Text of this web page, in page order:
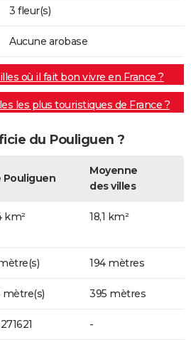
3 fleur(s)
Aucune arobase
où il fait bon vivre en France ?
les plus touristiques de France ?
du Pouliguen ?
Pouliguen
Moyenne
des villes
km² 18,1 km²
194 mètres
mètre(s) 395 mètres
-